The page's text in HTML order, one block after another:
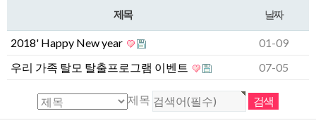
제목 날짜
2018' Happy New year
01-09
우리 가족 탈모 탈출프로그램 이벤트
07-05
제목